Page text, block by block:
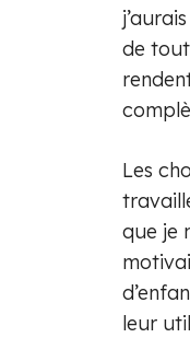
de
Les
que je
leur